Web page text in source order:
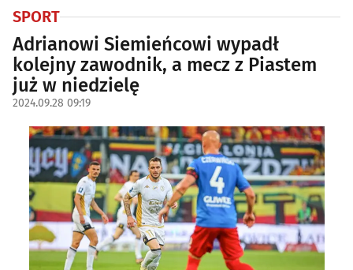
SPORT
Adrianowi Siemieńcowi wypadł
kolejny zawodnik, a mecz z Piastem
już w niedzielę
2024.09.28 09:19